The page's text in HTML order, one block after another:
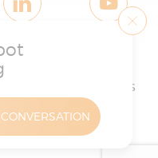
droits réservés
des données